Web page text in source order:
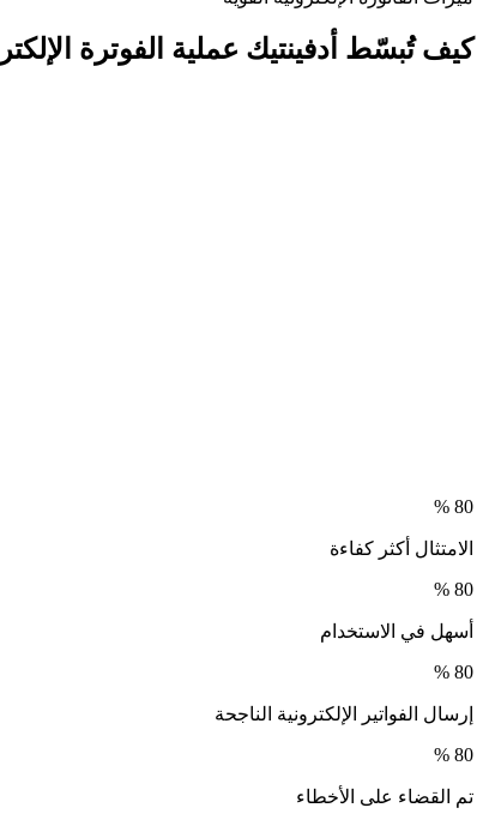
كيف تُبسّط أدفينتيك عملية الفوترة
80
%
الامتثال أكثر كفاءة
80
%
أسهل في الاستخدام
80
%
إرسال الفواتير الإلكترونية الناجحة
80
%
تم القضاء على الأخطاء